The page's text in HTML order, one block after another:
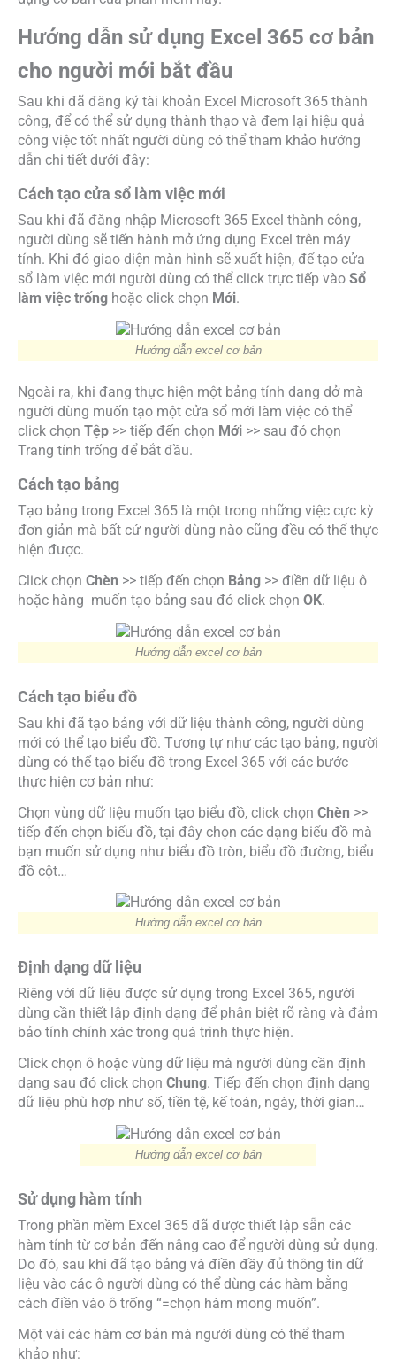
Hướng dẫn sử dụng Excel 365 cơ bản
cho người mới bắt đầu
Sau khi đã đăng ký tài khoản Excel Microsoft 365 thành
công, để có thể sử dụng thành thạo và đem lại hiệu quả
công việc tốt nhất người dùng có thể tham khảo hướng
dẫn chi tiết dưới đây:
Cách tạo cửa sổ làm việc mới
Sau khi đã đăng nhập Microsoft 365 Excel thành công,
người dùng sẽ tiến hành mở ứng dụng Excel trên máy
tính. Khi đó giao diện màn hình sẽ xuất hiện, để tạo cửa
sổ làm việc mới người dùng có thể click trực tiếp vào Sổ
làm việc trống hoặc click chọn Mới.
Hướng dẫn excel cơ bản
Ngoài ra, khi đang thực hiện một bảng tính dang dở mà
người dùng muốn tạo một cửa sổ mới làm việc có thể
click chọn Tệp >> tiếp đến chọn Mới >> sau đó chọn
Trang tính trống để bắt đầu.
Cách tạo bảng
Tạo bảng trong Excel 365 là một trong những việc cực kỳ
đơn giản mà bất cứ người dùng nào cũng đều có thể thực
hiện được.
Click chọn Chèn >> tiếp đến chọn Bảng >> điền dữ liệu ô
hoặc hàng muốn tạo bảng sau đó click chọn OK.
Hướng dẫn excel cơ bản
Cách tạo biểu đồ
Sau khi đã tạo bảng với dữ liệu thành công, người dùng
mới có thể tạo biểu đồ. Tương tự như các tạo bảng, người
dùng có thể tạo biểu đồ trong Excel 365 với các bước
thực hiện cơ bản như:
Chọn vùng dữ liệu muốn tạo biểu đồ, click chọn Chèn >>
tiếp đến chọn biểu đồ, tại đây chọn các dạng biểu đồ mà
bạn muốn sử dụng như biểu đồ tròn, biểu đồ đường, biểu
đồ cột…
Hướng dẫn excel cơ bản
Định dạng dữ liệu
Riêng với dữ liệu được sử dụng trong Excel 365, người
dùng cần thiết lập định dạng để phân biệt rõ ràng và đảm
bảo tính chính xác trong quá trình thực hiện.
Click chọn ô hoặc vùng dữ liệu mà người dùng cần định
dạng sau đó click chọn Chung. Tiếp đến chọn định dạng
dữ liệu phù hợp như số, tiền tệ, kế toán, ngày, thời gian…
Hướng dẫn excel cơ bản
Sử dụng hàm tính
Trong phần mềm Excel 365 đã được thiết lập sẵn các
hàm tính từ cơ bản đến nâng cao để người dùng sử dụng.
Do đó, sau khi đã tạo bảng và điền đầy đủ thông tin dữ
liệu vào các ô người dùng có thể dùng các hàm bằng
cách điền vào ô trống “=chọn hàm mong muốn”.
Một vài các hàm cơ bản mà người dùng có thể tham
khảo như: